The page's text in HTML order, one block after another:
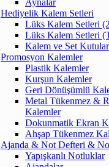
Hediyelik Kalem Setleri
Lüks Kalem Setleri
Lüks Kalem Setleri
Kalem ve Set
Promosyon Kalemler
Plastik Kalemler
Kurşun Kalemler
Geri Dönüşümlü
Metal Tükenmez &
Kalemler
Dokunmatik Ekran
Ahşap Tükenmez
Ajanda & Not Defteri &
Yapışkanlı Notluklar